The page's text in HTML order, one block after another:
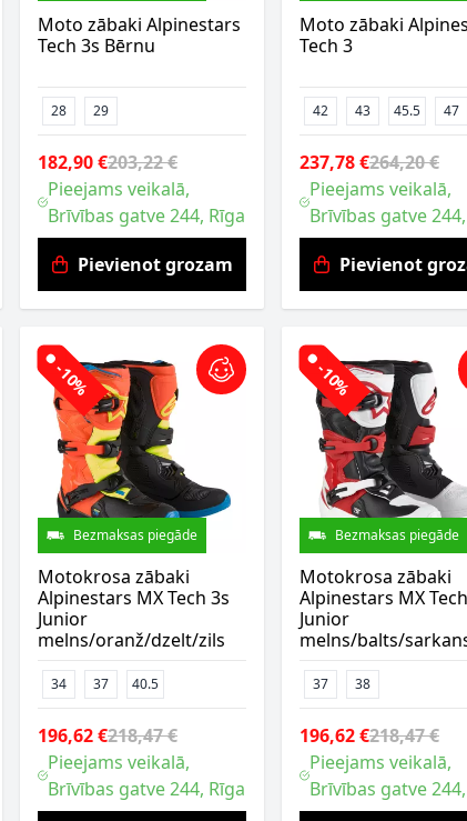
Moto zābaki Alpinestars
Tech 3s Bērnu
28 29
182,90 €203,22 €
Pieejams veikalā,
Brīvības gatve 244, Rīga
Pievienot grozam
Moto zābaki
Tech 3
42 43 45.5 47
237,78 €264,20 €
Pieejams veikalā,
Brīvības gatve
Pievienot
-10%
Bezmaksas piegāde
Motokrosa zābaki
Alpinestars MX Tech 3s
Junior
melns/oranž/dzelt/zils
34 37 40.5
196,62 €218,47 €
Pieejams veikalā,
Brīvības gatve 244, Rīga
-10%
Bezmaksas piegāde
Motokrosa zābaki
Alpinestars MX
Junior
melns/balts/
37 38
196,62 €218,47 €
Pieejams veikalā,
Brīvības gatve